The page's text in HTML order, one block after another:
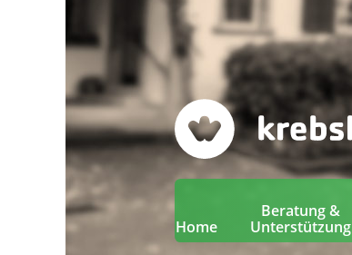
Home
Beratung &
Unterstützung